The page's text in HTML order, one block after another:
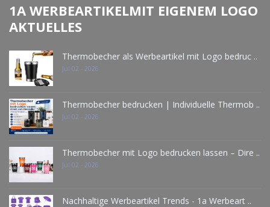
1A WERBEARTIKELMIT EIGENEM LOGO
AKTUELLES
Thermobecher als Werbeartikel mit Logo bedruc ..
Jul 02 - 2026
Thermobecher bedrucken | Individuelle Thermob ..
Jul 02 - 2026
Thermobecher mit Logo bedrucken lassen – Dire ..
Jul 02 - 2026
Nachhaltige Werbeartikel Trends - 1a Werbeart ..